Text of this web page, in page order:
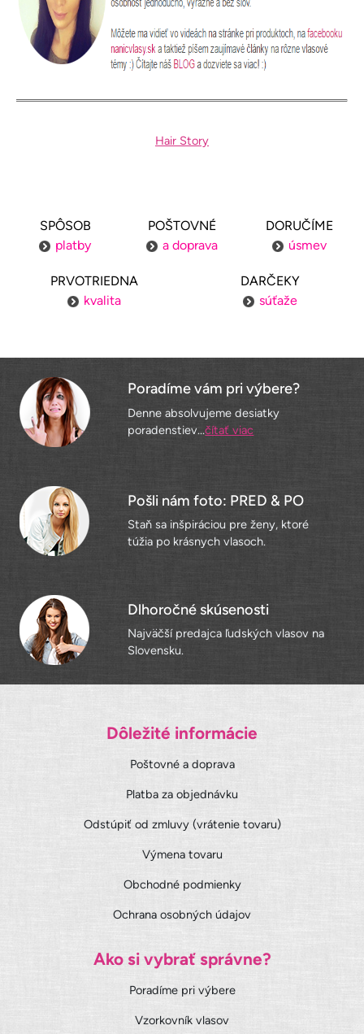
Hair Story
SPÔSOB
platby
POŠTOVNÉ
a doprava
DORUČÍME
úsmev
PRVOTRIEDNA
kvalita
DARČEKY
súťaže
Poradíme vám pri výbere?
Denne absolvujeme desiatky
poradenstiev...čítať viac
Pošli nám foto: PRED & PO
Staň sa inšpiráciou pre ženy, ktoré
túžia po krásnych vlasoch.
Dlhoročné skúsenosti
Najväčší predajca ľudských vlasov na
Slovensku.
Dôležité informácie
Poštovné a doprava
Platba za objednávku
Odstúpiť od zmluvy (vrátenie tovaru)
Výmena tovaru
Obchodné podmienky
Ochrana osobných údajov
Ako si vybrať správne?
Poradíme pri výbere
Vzorkovník vlasov